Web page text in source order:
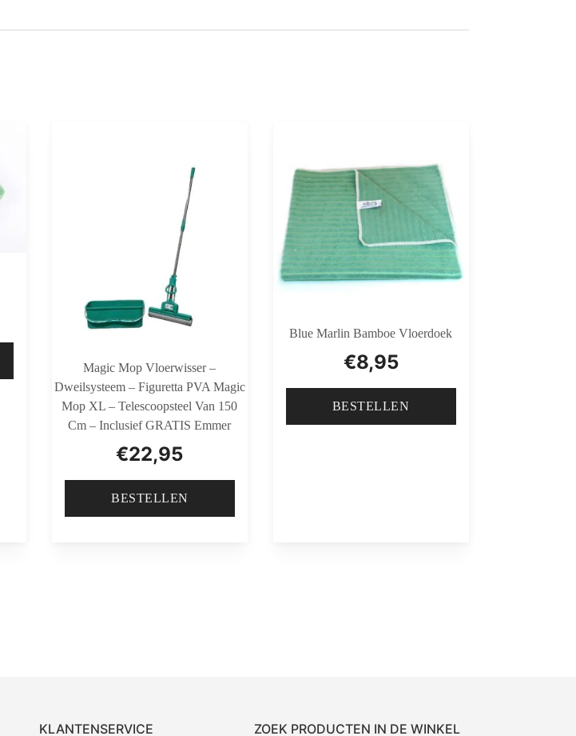
Magic Mop Vloerwisser –
Dweilsysteem – Figuretta PVA Magic
Mop XL – Telescoopsteel Van 150
Cm – Inclusief GRATIS Emmer
€22,95
BESTELLEN
Blue Marlin Bamboe Vloerdoek
€8,95
BESTELLEN
KLANTENSERVICE ZOEK PRODUCTEN IN DE WINKEL